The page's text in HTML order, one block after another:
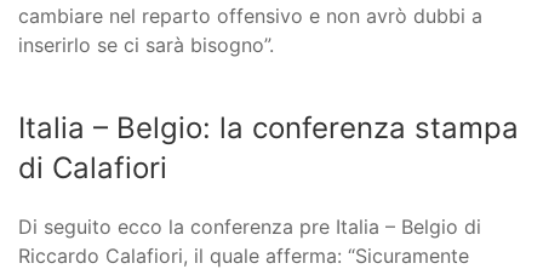
cambiare nel reparto offensivo e non avrò dubbi a
inserirlo se ci sarà bisogno”.
Italia – Belgio: la conferenza stampa
di Calafiori
Di seguito ecco la conferenza pre Italia – Belgio di
Riccardo Calafiori, il quale afferma: “Sicuramente